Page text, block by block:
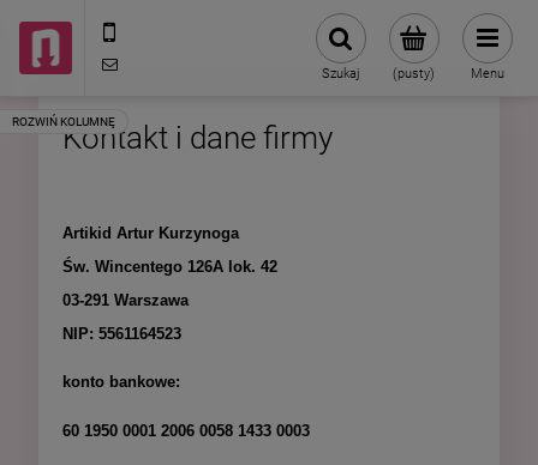
(pusty)
Szukaj Menu
Kontakt i dane firmy
Artikid Artur Kurzynoga
Św. Wincentego 126A lok. 42
03-291 Warszawa
NIP: 5561164523
konto bankowe:
60 1950 0001 2006 0058 1433 0003